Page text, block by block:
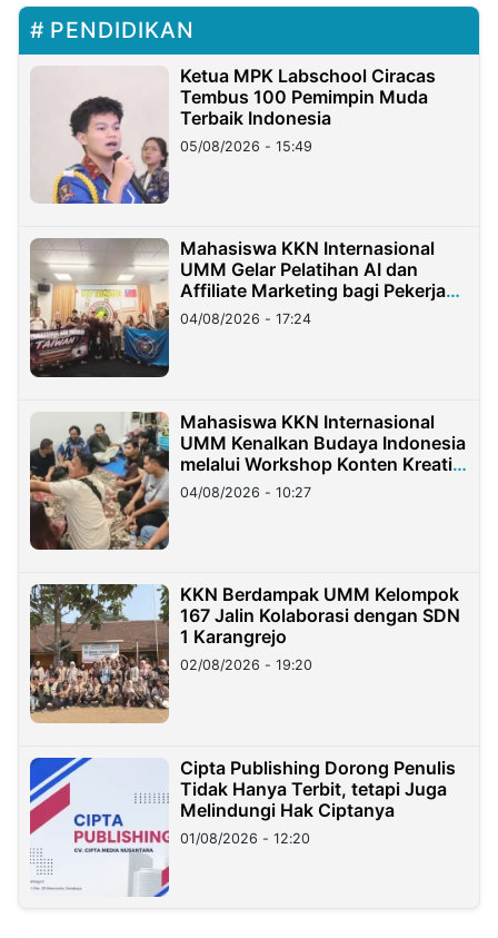
PENDIDIKAN
Ketua MPK Labschool Ciracas
Tembus 100 Pemimpin Muda
Terbaik Indonesia
05/08/2026 - 15:49
Mahasiswa KKN Internasional
UMM Gelar Pelatihan AI dan
Affiliate Marketing bagi Pekerja
Migran Indonesia di Taiwan
04/08/2026 - 17:24
Mahasiswa KKN Internasional
UMM Kenalkan Budaya Indonesia
melalui Workshop Konten Kreatif
di Taiwan
04/08/2026 - 10:27
KKN Berdampak UMM Kelompok
167 Jalin Kolaborasi dengan SDN
1 Karangrejo
02/08/2026 - 19:20
Cipta Publishing Dorong Penulis
Tidak Hanya Terbit, tetapi Juga
Melindungi Hak Ciptanya
01/08/2026 - 12:20